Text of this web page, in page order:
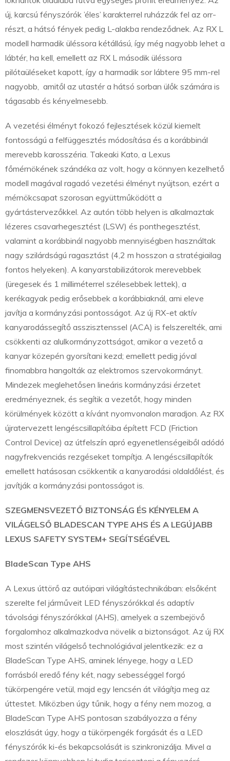
új, karcsú fényszórók ’éles’ karakterrel ruházzák fel az orr-
részt, a hátsó fények pedig L-alakba rendeződnek. Az RX L
modell harmadik üléssora kétállású, így még nagyobb lehet a
lábtér, ha kell, emellett az RX L második üléssora
pilótaüléseket kapott, így a harmadik sor lábtere 95 mm-rel
nagyobb, amitől az utastér a hátsó sorban ülők számára is
tágasabb és kényelmesebb.
A vezetési élményt fokozó fejlesztések közül kiemelt
fontosságú a felfüggesztés módosítása és a korábbinál
merevebb karosszéria. Takeaki Kato, a Lexus
főmérnökének szándéka az volt, hogy a könnyen kezelhető
modell magával ragadó vezetési élményt nyújtson, ezért a
mérnökcsapat szorosan együttműködött a
gyártástervezőkkel. Az autón több helyen is alkalmaztak
lézeres csavarhegesztést (LSW) és ponthegesztést,
valamint a korábbinál nagyobb mennyiségben használtak
nagy szilárdságú ragasztást (4,2 m hosszon a stratégiailag
fontos helyeken). A kanyarstabilizátorok merevebbek
(üregesek és 1 milliméterrel szélesebbek lettek), a
kerékagyak pedig erősebbek a korábbiaknál, ami eleve
javítja a kormányzási pontosságot. Az új RX-et aktív
kanyarodássegítő asszisztenssel (ACA) is felszerelték, ami
csökkenti az alulkormányzottságot, amikor a vezető a
kanyar közepén gyorsítani kezd; emellett pedig jóval
finomabbra hangolták az elektromos szervokormányt.
Mindezek meglehetősen lineáris kormányzási érzetet
eredményeznek, és segítik a vezetőt, hogy minden
körülmények között a kívánt nyomvonalon maradjon. Az RX
újratervezett lengéscsillapítóiba épített FCD (Friction
Control Device) az útfelszín apró egyenetlenségeiből adódó
nagyfrekvenciás rezgéseket tompítja. A lengéscsillapítók
emellett hatásosan csökkentik a kanyarodási oldaldőlést, és
javítják a kormányzási pontosságot is.
SZEGMENSVEZETŐ BIZTONSÁG ÉS KÉNYELEM A
VILÁGELSŐ BLADESCAN TYPE AHS ÉS A LEGÚJABB
LEXUS SAFETY SYSTEM+ SEGÍTSÉGÉVEL
BladeScan Type AHS
A Lexus úttörő az autóipari világítástechnikában: elsőként
szerelte fel járműveit LED fényszórókkal és adaptív
távolsági fényszórókkal (AHS), amelyek a szembejövő
forgalomhoz alkalmazkodva növelik a biztonságot. Az új RX
most szintén világelső technológiával jelentkezik: ez a
BladeScan Type AHS, aminek lényege, hogy a LED
forrásból eredő fény két, nagy sebességgel forgó
tükörpengére vetül, majd egy lencsén át világítja meg az
úttestet. Miközben úgy tűnik, hogy a fény nem mozog, a
BladeScan Type AHS pontosan szabályozza a fény
eloszlását úgy, hogy a tükörpengék forgását és a LED
fényszórók ki-és bekapcsolását is szinkronizálja. Mivel a